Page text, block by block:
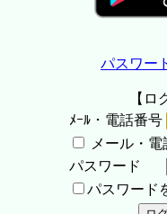
パスワー
【ロ
ﾒｰﾙ・電話番号
メール・
パスワード
パスワード